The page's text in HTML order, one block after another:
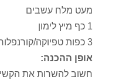
מעט מלח עשבים
1 כף מיץ לימון
3 כפות טפיוקה/קורנפלור
אופן ההכנה:
חשוב להשרות את